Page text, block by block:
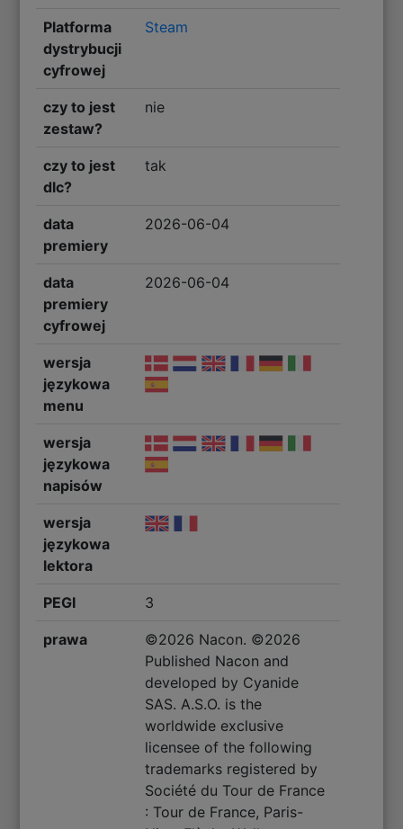
Platforma
dystrybucji
cyfrowej
Steam
czy to jest
zestaw?
nie
czy to jest
dlc?
tak
data
premiery
2026-06-04
data
premiery
cyfrowej
2026-06-04
wersja
językowa
menu
wersja
językowa
napisów
wersja
językowa
lektora
PEGI 3
prawa
©2026 Nacon. ©2026
Published Nacon and
developed by Cyanide
SAS. A.S.O. is the
worldwide exclusive
licensee of the following
trademarks registered by
Société du Tour de France
: Tour de France, Paris-